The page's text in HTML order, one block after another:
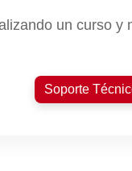
un curso y
Soporte